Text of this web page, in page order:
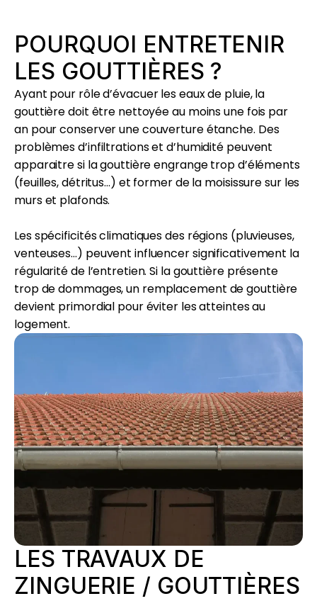
POURQUOI ENTRETENIR
LES GOUTTIÈRES ?
Ayant pour rôle d’évacuer les eaux de pluie, la
gouttière doit être nettoyée au moins une fois par
an pour conserver une couverture étanche. Des
problèmes d’infiltrations et d’humidité peuvent
apparaitre si la gouttière engrange trop d’éléments
(feuilles, détritus…) et former de la moisissure sur les
murs et plafonds.
Les spécificités climatiques des régions (pluvieuses,
venteuses…) peuvent influencer significativement la
régularité de l’entretien. Si la gouttière présente
trop de dommages, un remplacement de gouttière
devient primordial pour éviter les atteintes au
logement.
LES TRAVAUX DE
ZINGUERIE / GOUTTIÈRES